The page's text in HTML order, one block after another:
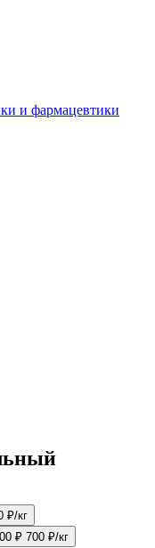
и фармацевтики
₽/кг
₽ 700 ₽/кг